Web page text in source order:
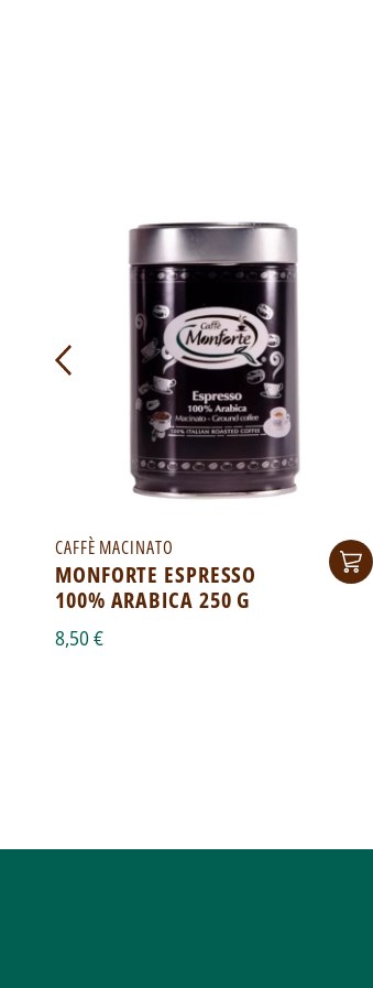
CAFFÈ MACINATO
MONFORTE ESPRESSO
100% ARABICA 250 G
8,50 €